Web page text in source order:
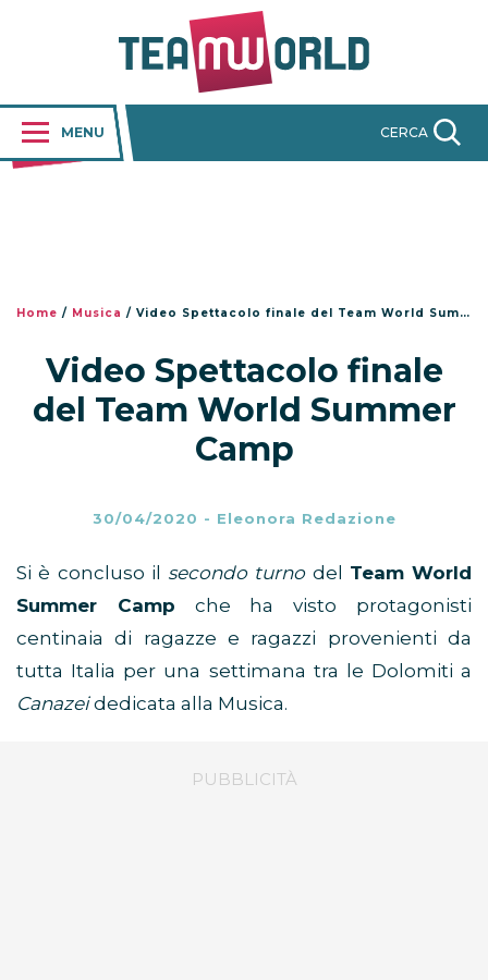
MENU CERCA
Home / Musica / Video Spettacolo finale del Team World Summer Camp
Video Spettacolo finale
del Team World Summer
Camp
30/04/2020 - Eleonora Redazione
Si è concluso il secondo turnodel Team World
Summer Camp che ha visto protagonisti
centinaia di ragazze e ragazzi provenienti da
tutta Italia per una settimana tra le Dolomiti a
Canazeidedicata alla Musica.